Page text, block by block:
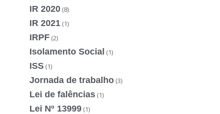
IR 2020 (8)
IR 2021 (1)
IRPF (2)
Isolamento Social (1)
ISS (1)
Jornada de trabalho (3)
Lei de falências (1)
Lei Nº 13999 (1)